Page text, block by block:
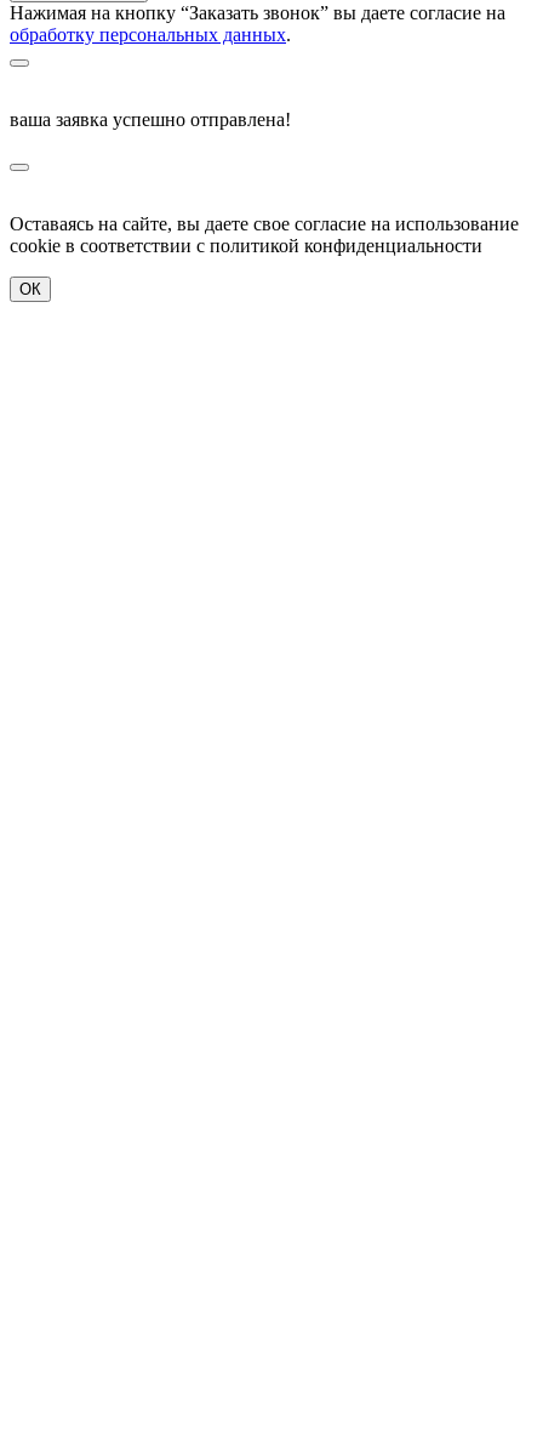
Нажимая на кнопку “Заказать звонок” вы даете согласие на
обработку персональных данных.
ваша заявка успешно отправлена!
Оставаясь на сайте, вы даете свое согласие на использование
cookie в соответствии c политикой конфиденциальности
ОК